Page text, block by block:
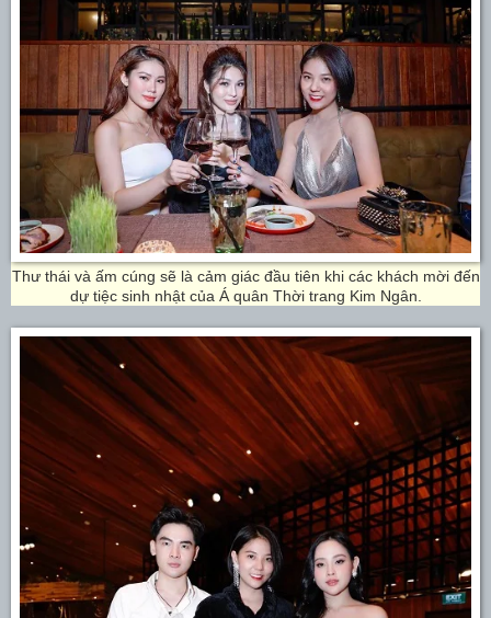
Thư thái và ấm cúng sẽ là cảm giác đầu tiên khi các khách mời đến
dự tiệc sinh nhật của Á quân Thời trang Kim Ngân.